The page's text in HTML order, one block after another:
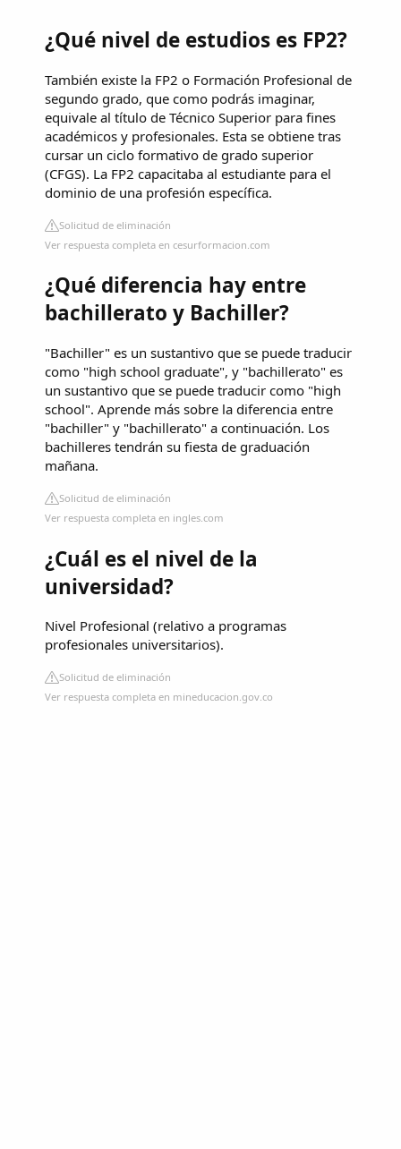
¿Qué nivel de estudios es FP2?
También existe la FP2 o Formación Profesional de
segundo grado, que como podrás imaginar,
equivale al título de Técnico Superior para fines
académicos y profesionales. Esta se obtiene tras
cursar un ciclo formativo de grado superior
(CFGS). La FP2 capacitaba al estudiante para el
dominio de una profesión específica.
Solicitud de eliminación
Ver respuesta completa en cesurformacion.com
¿Qué diferencia hay entre
bachillerato y Bachiller?
"Bachiller" es un sustantivo que se puede traducir
como "high school graduate", y "bachillerato" es
un sustantivo que se puede traducir como "high
school". Aprende más sobre la diferencia entre
"bachiller" y "bachillerato" a continuación. Los
bachilleres tendrán su fiesta de graduación
mañana.
Solicitud de eliminación
Ver respuesta completa en ingles.com
¿Cuál es el nivel de la
universidad?
Nivel Profesional (relativo a programas
profesionales universitarios).
Solicitud de eliminación
Ver respuesta completa en mineducacion.gov.co